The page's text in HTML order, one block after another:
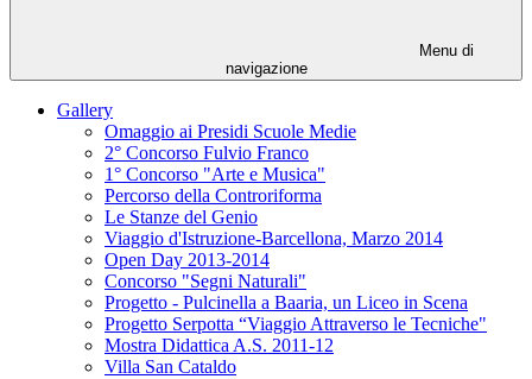
Menu di
navigazione
Gallery
Omaggio ai Presidi Scuole Medie
2° Concorso Fulvio Franco
1° Concorso "Arte e Musica"
Percorso della Controriforma
Le Stanze del Genio
Viaggio d'Istruzione-Barcellona, Marzo 2014
Open Day 2013-2014
Concorso "Segni Naturali"
Progetto - Pulcinella a Baaria, un Liceo in Scena
Progetto Serpotta “Viaggio Attraverso le Tecniche"
Mostra Didattica A.S. 2011-12
Villa San Cataldo